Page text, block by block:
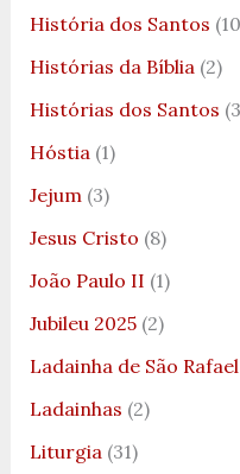
História dos Santos
Histórias da Bíblia(2)
Histórias dos Santos
Hóstia(1)
Jejum(3)
Jesus Cristo (8)
João Paulo II (1)
Jubileu 2025(2)
Ladainha de São Rafael
Ladainhas (2)
Liturgia(31)